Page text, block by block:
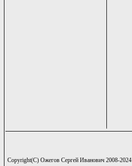
Copyright(C) Ожегов Сергей Иванович 2008-2024